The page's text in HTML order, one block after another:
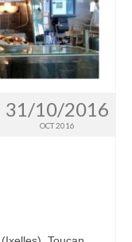
31/10/2016
OCT 2016